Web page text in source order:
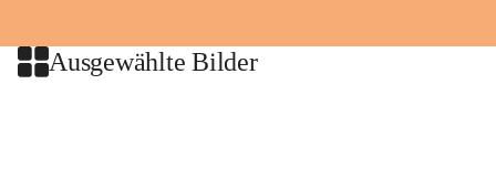
Ausgewählte Bilder